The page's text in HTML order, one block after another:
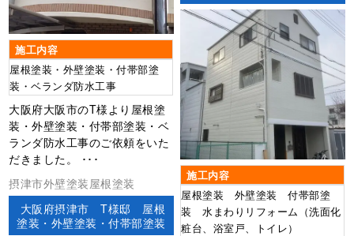
施工内容
屋根塗装・外壁塗装・付帯部塗
装・ベランダ防水工事
大阪府大阪市のT様より屋根塗
装・外壁塗装・付帯部塗装・ベ
ランダ防水工事のご依頼をいた
だきました。 ･･･
施工内容
屋根塗装 外壁塗装 付帯部塗
装 水まわりリフォーム（洗面化
粧台、浴室戸、トイレ）
摂津市外壁塗装屋根塗装
大阪府摂津市 T様邸 屋根
塗装・外壁塗装・付帯部塗装